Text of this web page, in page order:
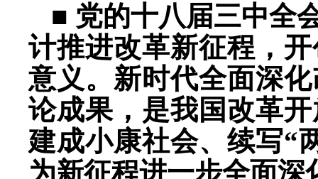
■ 党的十八届三中全
计推进改革新征程，
意义。新时代全面深
论成果，是我国改革
建成小康社会、续写“
为新征程进一步全面